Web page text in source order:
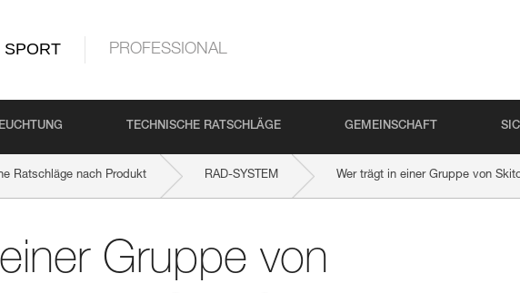
SPORT PROFESSIONAL
TECHNISCHE RATSCHLÄGE GEMEINSCHAFT
Ratschläge nach Produkt RAD-SYSTEM Wer trägt in einer Gruppe von
Gruppe von